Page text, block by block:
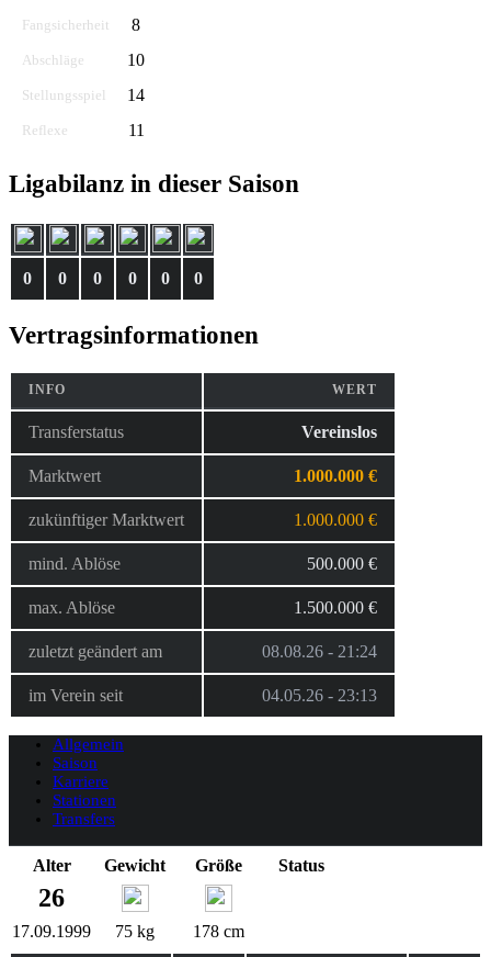
Fangsicherheit 8
Abschläge 10
Stellungsspiel 14
Reflexe 11
Ligabilanz in dieser Saison
0 0 0 0 0 0
Vertragsinformationen
INFO WERT
Transferstatus Vereinslos
Marktwert 1.000.000 €
zukünftiger Marktwert 1.000.000 €
mind. Ablöse 500.000 €
max. Ablöse 1.500.000 €
zuletzt geändert am 08.08.26 - 21:24
im Verein seit 04.05.26 - 23:13
Allgemein
Saison
Karriere
Stationen
Transfers
Alter
26
17.09.1999
Gewicht
75 kg
Größe
178 cm
Status